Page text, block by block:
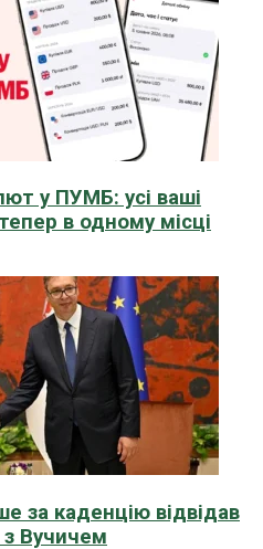
у ПУМБ: усі ваші
в одному місці
за каденцію відвідав
з Вучичем